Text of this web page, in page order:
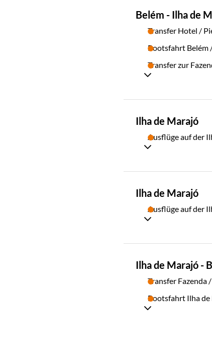
Belém - Ilha de
Transfer Hotel /
Bootsfahrt Belém
Transfer zur
Ilha de Marajó
Ausflüge auf der
Ilha de Marajó
Ausflüge auf der
Ilha de Marajó -
Transfer Fazenda
Bootsfahrt Ilha